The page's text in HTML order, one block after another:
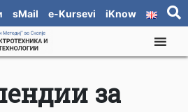
sMail e-Kursevi iKnow
за